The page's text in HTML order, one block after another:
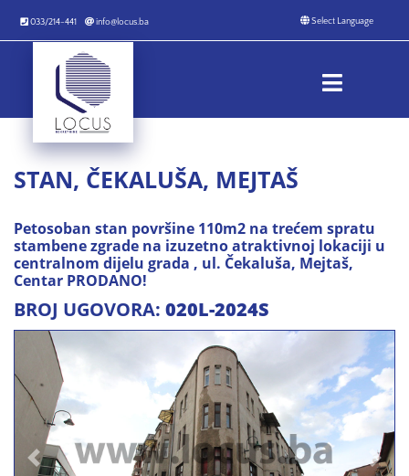
033/214-441 info@locus.ba
STAN, ČEKALUŠA, MEJTAŠ
Petosoban stan površine 110m2 na trećem spratu
stambene zgrade na izuzetno atraktivnoj lokaciji u
centralnom dijelu grada , ul. Čekaluša, Mejtaš,
Centar PRODANO!
BROJ UGOVORA: 020L-2024S
Previous Next